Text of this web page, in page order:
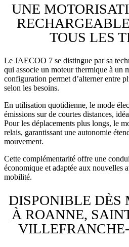
UNE
TOUS LES
Le JAECOO 7 se distingue par sa
qui associe un moteur thermique à un
configuration permet d’alterner entre
selon les besoins.
En utilisation quotidienne, le mode
émissions sur de courtes distances,
Pour les déplacements plus longs, le
relais, garantissant une autonomie
mouvement.
Cette complémentarité offre une
économique et adaptée aux nouvelles
mobilité.
DISPONIBLE
À ROANNE,